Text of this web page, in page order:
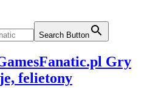
Search Button
Gry
felietony